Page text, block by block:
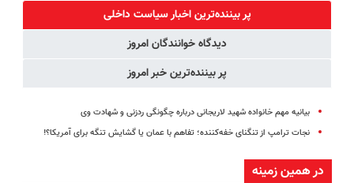
بخر❗❗❗
تعویض
پر بیننده‌ترین اخبار سیاست داخلی
دیدگاه خوانندگان امروز
پر بیننده‌ترین خبر امروز
بیانیه مهم خانواده شهید لاریجانی درباره چگونگی ردزنی و شهادت وی
نجات ترامپ از تنگنای خفه‌کننده‌؛ تفاهم با عمان یا گشایش تنگه برای آمریکا؟!
در همین زمینه